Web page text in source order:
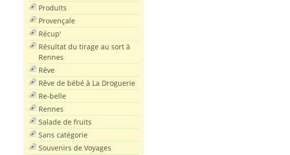
Produits
Provençale
Récup'
Résultat du tirage au sort à
Rennes
Rêve
Rêve de bébé à La Droguerie
Re-belle
Rennes
Salade de fruits
Sans catégorie
Souvenirs de Voyages